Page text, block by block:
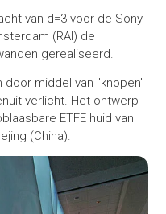
van d=3 voor de Sony
(RAI) de
gerealiseerd.
middel van "knopen"
verlicht. Het ontwerp
ETFE huid van
(China).